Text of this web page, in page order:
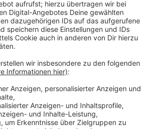
und Kohlweghütte am
Abend des 29. September melden
bitte unter der Telefonnummer
bei der Email-Adresse
eifel.de melden.
Eifel/M. Weisgerber